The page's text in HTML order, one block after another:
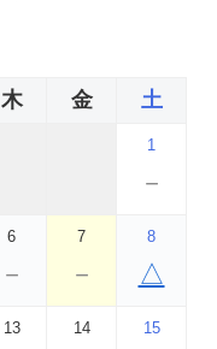
木 金 土
1
－
6
－
7
－
8
△
13 14 15